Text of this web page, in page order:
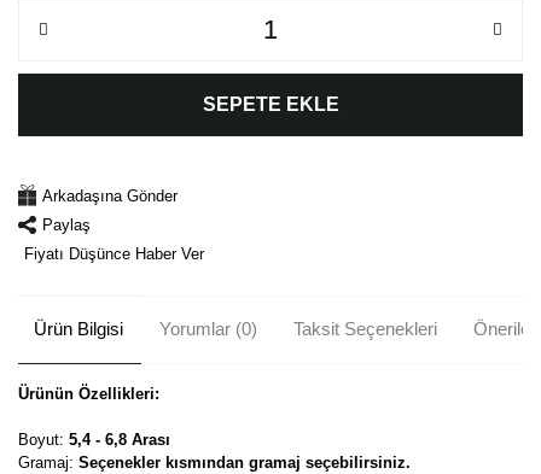
SEPETE EKLE
Arkadaşına Gönder
Paylaş
Fiyatı Düşünce Haber Ver
Ürün Bilgisi Yorumlar (0) Taksit Seçenekleri
Ürünün Özellikleri:
Boyut: 5,4 - 6,8 Arası
Gramaj: Seçenekler kısmından gramaj seçebilirsiniz.